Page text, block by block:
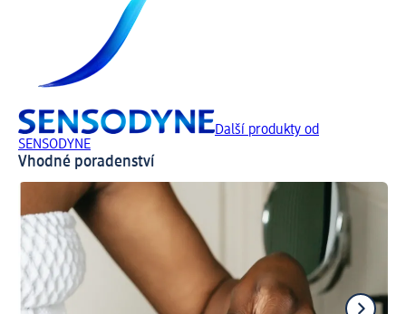
Další produkty od
SENSODYNE
Vhodné poradenství